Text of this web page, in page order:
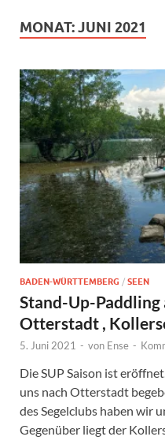
MONAT:JUNI 2021
BADEN-WÜRTTEMBERG / SEEN
Stand-Up-
Otterstadt ,
5. Juni 2021 - von Ense -
Die SUP Saison ist
uns nach Otterstadt
des Segelclubs haben wir
Gegenüber liegt der